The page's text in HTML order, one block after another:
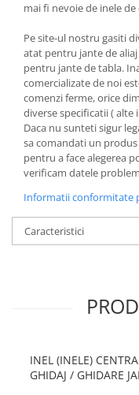
mai fi nevoie de inele
Pe site-ul nostru gasiti
atat pentru jante de aliaj
pentru jante de tabla.
comercializate de noi
comenzi ferme, orice
diverse specificatii ( alte
Daca nu sunteti sigur
sa comandati un
pentru a face alegerea
verificam datele
Informatii conformitate
Caracteristici
INEL (INELE)
GHIDAJ / GHIDARE